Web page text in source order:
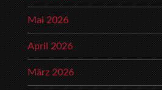
Mai 2026
April 2026
März 2026